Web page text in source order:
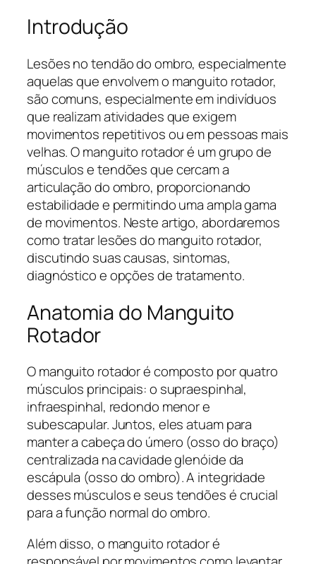
Introdução
Lesões no tendão do ombro, especialmente
aquelas que envolvem o manguito rotador,
são comuns, especialmente em indivíduos
que realizam atividades que exigem
movimentos repetitivos ou em pessoas mais
velhas. O manguito rotador é um grupo de
músculos e tendões que cercam a
articulação do ombro, proporcionando
estabilidade e permitindo uma ampla gama
de movimentos. Neste artigo, abordaremos
como tratar lesões do manguito rotador,
discutindo suas causas, sintomas,
diagnóstico e opções de tratamento.
Anatomia do Manguito
Rotador
O manguito rotador é composto por quatro
músculos principais: o supraespinhal,
infraespinhal, redondo menor e
subescapular. Juntos, eles atuam para
manter a cabeça do úmero (osso do braço)
centralizada na cavidade glenóide da
escápula (osso do ombro). A integridade
desses músculos e seus tendões é crucial
para a função normal do ombro.
Além disso, o manguito rotador é